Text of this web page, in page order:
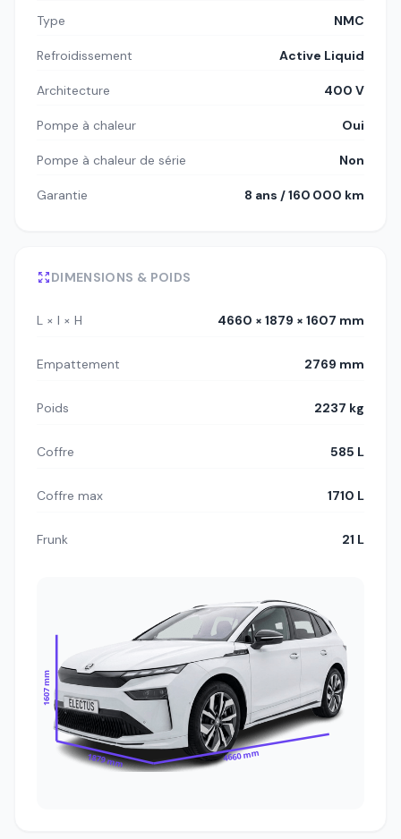
Type NMC
Refroidissement Active Liquid
Architecture 400 V
Pompe à chaleur Oui
Pompe à chaleur de série Non
Garantie 8 ans / 160 000 km
DIMENSIONS & POIDS
L × l × H 4660 × 1879 × 1607 mm
Empattement 2769 mm
Poids 2237 kg
Coffre 585 L
Coffre max 1710 L
Frunk 21 L
1607 mm
1879 mm 4660 mm